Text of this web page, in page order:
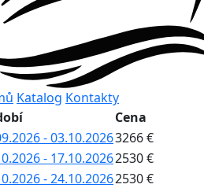
Katalog Kontakty
Cena
- 03.10.20263266 €
- 17.10.20262530 €
- 24.10.20262530 €